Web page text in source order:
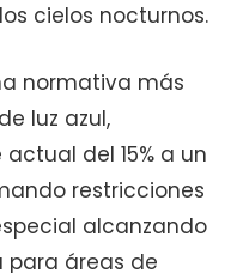
cielos nocturnos.
normativa más
luz azul,
del 15% a un
restricciones
alcanzando
para áreas de